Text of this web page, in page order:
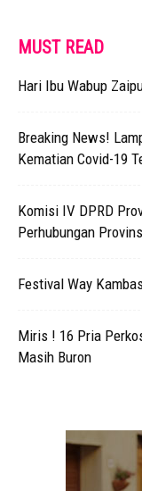
MUST READ
Hari Ibu Wabup
Breaking News!
Kematian Covid-19
Komisi IV DPRD
Perhubungan
Festival Way
Miris ! 16 Pria
Masih Buron